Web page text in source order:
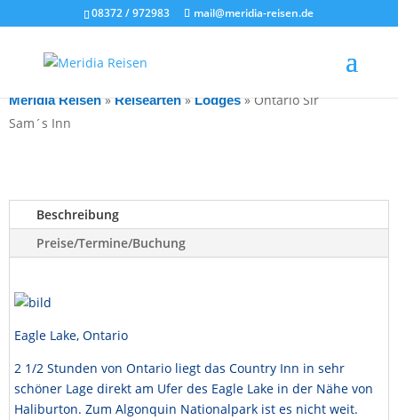
08372 / 972983 mail@meridia-reisen.de
Meridia Reisen»Reisearten»Lodges»Ontario Sir
Sam´s Inn
Beschreibung
Preise/Termine/Buchung
Eagle Lake, Ontario
2 1/2 Stunden von Ontario liegt das Country Inn in sehr
schöner Lage direkt am Ufer des Eagle Lake in der Nähe von
Haliburton. Zum Algonquin Nationalpark ist es nicht weit.